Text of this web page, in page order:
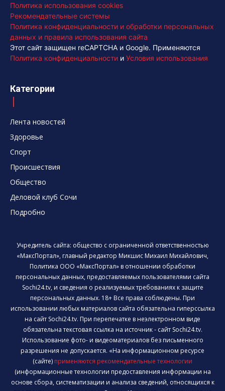
Политика использования cookies
Рекомендательные системы
Политика конфиденциальности и обработки персональных
данных и правила использования сайта
Этот сайт защищен reCAPTCHA и Google. Применяются
Политика конфиденциальности и Условия использования
Категории
Лента новостей
Здоровье
Спорт
Происшествия
Общество
Деловой клуб Сочи
Подробно
Учредитель сайта: общество с ограниченной ответственностью
«МаксПортал», главный редактор Микшис Михаил Михайлович,
Политика ООО «МаксПортал» в отношении обработки
персональных данных, предоставляемых пользователями сайта
Sochi24.tv, и сведения о реализуемых требованиях к защите
персональных данных. 18+ Все права соблюдены. При
использовании любых материалов сайта обязательна гиперссылка
на сайт Sochi24.tv. При перепечатке в неэлектронном виде
обязательна текстовая ссылка на источник - сайт Sochi24.tv.
Использование фото- и видеоматериалов без письменного
разрешения не допускается. «На информационном ресурсе
(сайте) применяются рекомендательные технологии
(информационные технологии предоставления информации на
основе сбора, систематизации и анализа сведений, относящихся к